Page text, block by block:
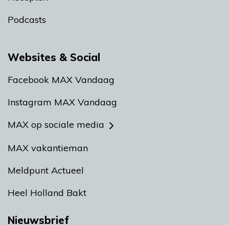
Podcasts
Websites & Social
Facebook MAX Vandaag
Instagram MAX Vandaag
MAX op sociale media
MAX vakantieman
Meldpunt Actueel
Heel Holland Bakt
Nieuwsbrief